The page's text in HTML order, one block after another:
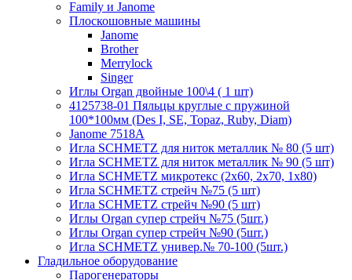
Family и Janome
Плоскошовные машины
Janome
Brother
Merrylock
Singer
Иглы Organ двойные 100\4 ( 1 шт)
4125738-01 Пяльцы круглые с пружиной
100*100мм (Des I, SE, Topaz, Ruby, Diam)
Janome 7518A
Игла SCHMETZ для ниток металлик № 80 (5 шт)
Игла SCHMETZ для ниток металлик № 90 (5 шт)
Игла SCHMETZ микротекс (2х60, 2х70, 1х80)
Игла SCHMETZ стрейч №75 (5 шт)
Игла SCHMETZ стрейч №90 (5 шт)
Иглы Organ супер стрейч №75 (5шт.)
Иглы Organ супер стрейч №90 (5шт.)
Игла SCHMETZ универ.№ 70-100 (5шт.)
Гладильное оборудование
Парогенераторы